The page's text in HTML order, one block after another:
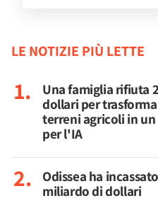
LE NOTIZIE PIÙ LETTE
Una famiglia rifiuta
dollari per
terreni agricoli in
per l'IA
Odissea ha
miliardo di dollari